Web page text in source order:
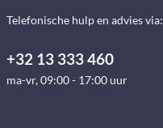
Telefonische hulp en advies via:
+32 13 333 460
ma-vr, 09:00 - 17:00 uur